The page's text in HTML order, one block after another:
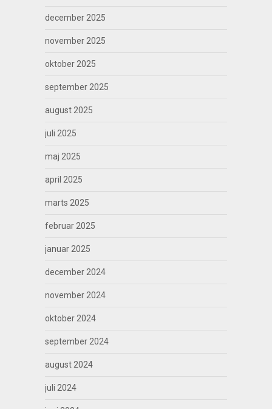
december 2025
november 2025
oktober 2025
september 2025
august 2025
juli 2025
maj 2025
april 2025
marts 2025
februar 2025
januar 2025
december 2024
november 2024
oktober 2024
september 2024
august 2024
juli 2024